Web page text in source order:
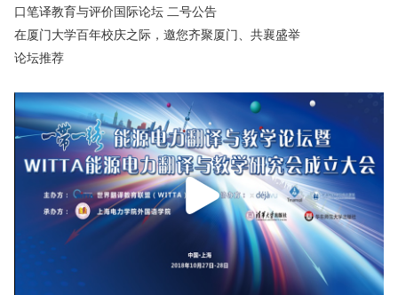
口笔译教育与评价国际论坛 二号公告
在厦门大学百年校庆之际，邀您齐聚厦门、共襄盛举
论坛推荐